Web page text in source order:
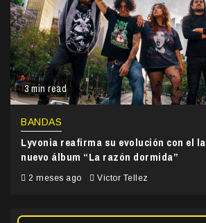
3 min read
BANDAS
Lyvonia reafirma su evolución con el
nuevo álbum “La razón dormida”
2 meses ago Victor Tellez